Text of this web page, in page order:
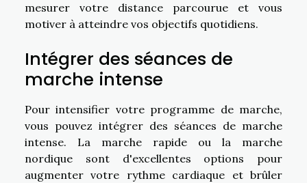
mesurer votre distance parcourue et vous
motiver à atteindre vos objectifs quotidiens.
Intégrer des séances de
marche intense
Pour intensifier votre programme de marche,
vous pouvez intégrer des séances de marche
intense. La marche rapide ou la marche
nordique sont d'excellentes options pour
augmenter votre rythme cardiaque et brûler